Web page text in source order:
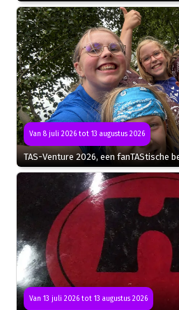
Van 8 juli 2026 tot 13 augustus 2026
TAS-Venture 2026, een fanTAStische
Van 13 juli 2026 tot 13 augustus 2026